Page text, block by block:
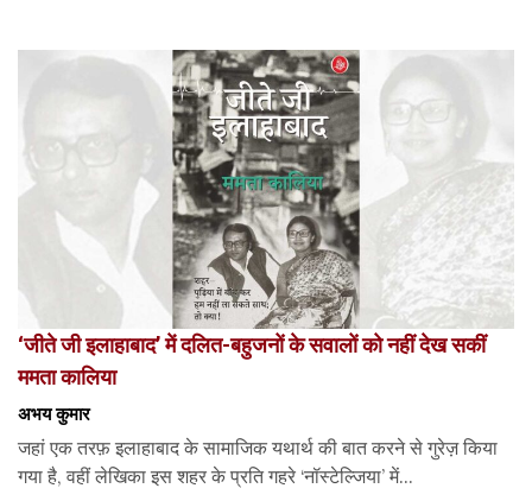
‘जीते जी इलाहाबाद’ में दलित-बहुजनों के सवालों को नहीं देख सकीं
ममता कालिया
अभय कुमार
जहां एक तरफ़ इलाहाबाद के सामाजिक यथार्थ की बात करने से गुरेज़ किया
गया है, वहीं लेखिका इस शहर के प्रति गहरे ‘नॉस्टेल्जिया’ में...